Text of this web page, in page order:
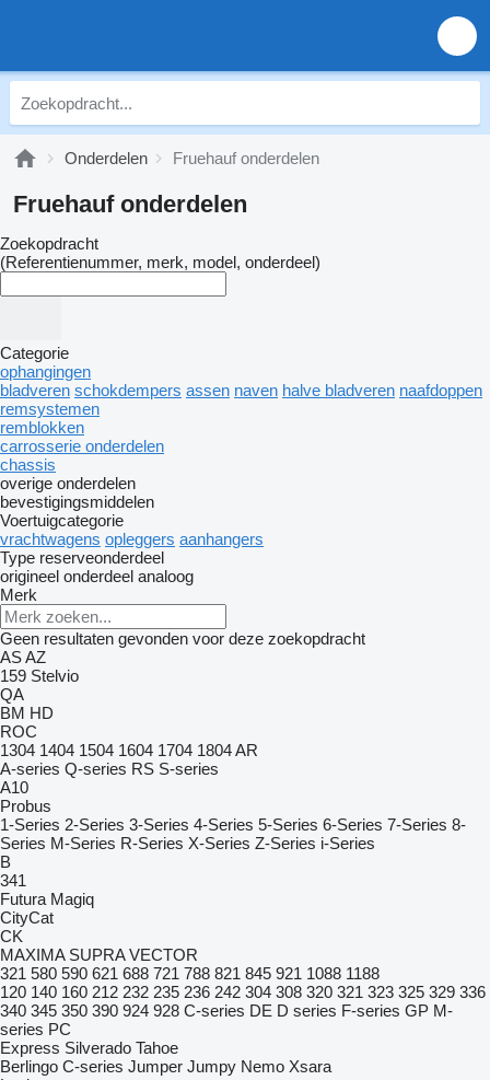
Onderdelen Fruehauf onderdelen
Fruehauf onderdelen
Zoekopdracht
(Referentienummer, merk, model, onderdeel)
Categorie
ophangingen
bladveren schokdempers assen naven halve bladveren naafdoppen
remsystemen
remblokken
carrosserie onderdelen
chassis
overige onderdelen
bevestigingsmiddelen
Voertuigcategorie
vrachtwagens opleggers aanhangers
Type reserveonderdeel
origineel onderdeel analoog
Merk
Geen resultaten gevonden voor deze zoekopdracht
ASAZ
159 Stelvio
QA
BM HD
ROC
1304 1404 1504 1604 1704 1804AR
A-series Q-series RS S-series
A10
Probus
1-Series 2-Series 3-Series 4-Series 5-Series 6-Series 7-Series 8-
Series M-Series R-Series X-Series Z-Series i-Series
B
341
Futura Magiq
CityCat
CK
MAXIMA SUPRA VECTOR
321 580 590 621 688 721 788 821 845 921 1088 1188
120 140 160 212 232 235 236 242 304 308 320 321 323 325 329 336
340 345 350 390 924 928 C-series DE D series F-series GP M-
series PC
Express Silverado Tahoe
Berlingo C-series Jumper Jumpy Nemo Xsara